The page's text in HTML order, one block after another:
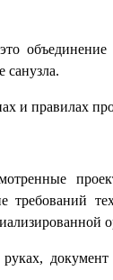
санузла.
и правилах